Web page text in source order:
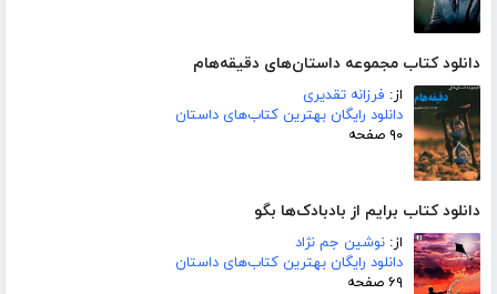
دانلود کتاب مجموعه داستان‌های دقیقه‌هام
از: فرزانه تقدیری
دانلود رایگان بهترین کتاب‌های داستان
۹۰ صفحه
دانلود کتاب برایم از بادبادک‌ها بگو
از: نوشین جم نژاد
دانلود رایگان بهترین کتاب‌های داستان
۶۹ صفحه